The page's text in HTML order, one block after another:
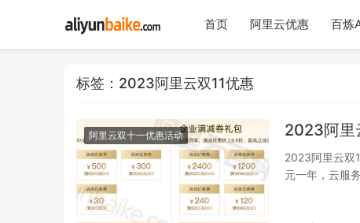
首页 阿里云优惠 百炼
标签：2023阿里云双11优惠
阿里云双十一优惠活动 2023阿里
2023阿里云双
元一年，云服